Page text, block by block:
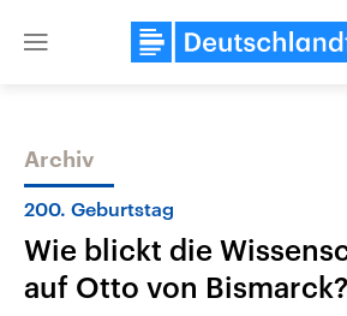
Close
Themen
Archiv
200. Geburtstag
Wie blickt die
auf Otto von Bismarck?